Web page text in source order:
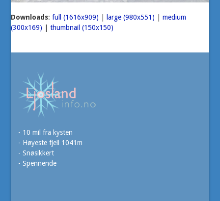
Downloads:full (1616x909) large (980x551) |medium
(300x169) |thumbnail (150x150)
- 10 mil fra kysten
- Høyeste fjell 1041m
- Snøsikkert
- Spennende